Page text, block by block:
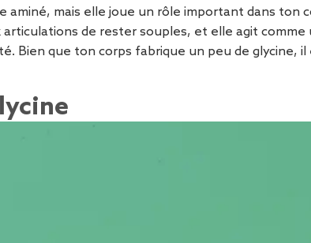
aminé, mais elle joue un rôle important dans
de rester souples, et elle agit
Bien que ton corps fabrique un peu de glycine,